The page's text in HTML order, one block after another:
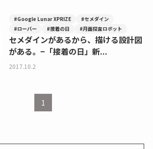
#Google Lunar XPRIZE
#セメダイン
#ローバー
#接着の日 #月面探査ロボット
セメダインがあるから、描ける設計図
がある。−「接着の日」新...
2017.10.2
1